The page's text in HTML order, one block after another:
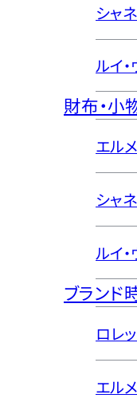
シャ
ルイ
財布・小
エル
シャ
ルイ
ブランド
ロレ
エル